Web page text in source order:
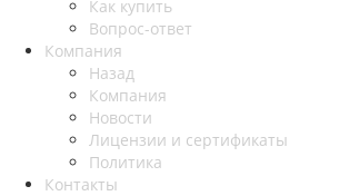
Как купить
Вопрос-ответ
Компания
Назад
Компания
Новости
Лицензии и сертификаты
Политика
Контакты